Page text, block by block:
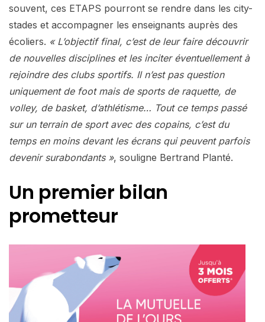
souvent, ces ETAPS pourront se rendre dans les city-
stades et accompagner les enseignants auprès des
écoliers. « L’objectif final, c’est de leur faire découvrir
de nouvelles disciplines et les inciter éventuellement à
rejoindre des clubs sportifs. Il n’est pas question
uniquement de foot mais de sports de raquette, de
volley, de basket, d’athlétisme… Tout ce temps passé
sur un terrain de sport avec des copains, c’est du
temps en moins devant les écrans qui peuvent parfois
devenir surabondants », souligne Bertrand Planté.
Un premier bilan
prometteur